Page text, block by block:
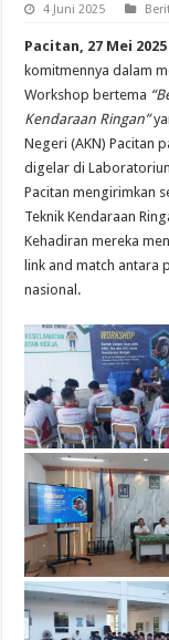
4 Juni 2025
Pacitan, 27 Mei 2025
komitmennya dalam
Workshop bertema
Kendaraan Ringan”
Negeri (AKN) Pacitan
digelar di
Pacitan mengirimkan
Teknik Kendaraan
Kehadiran mereka
link and match antara
nasional.